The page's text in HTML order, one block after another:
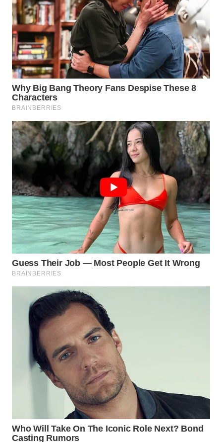
WN
BOROBUDUR
WN
MADURA
WN
SURABAYA
WN
NATUNA
WN
WN
MANDALIKA
WN
WN
LABUANBAJO
WN
BORNEO
WAHANA
TANI